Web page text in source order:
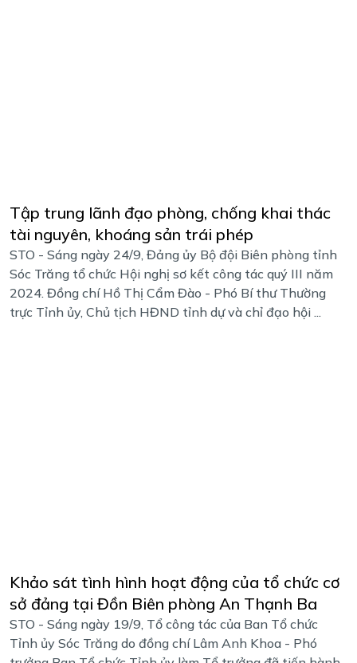
Tập trung lãnh đạo phòng, chống khai thác
tài nguyên, khoáng sản trái phép
STO - Sáng ngày 24/9, Đảng ủy Bộ đội Biên phòng tỉnh
Sóc Trăng tổ chức Hội nghị sơ kết công tác quý III năm
2024. Đồng chí Hồ Thị Cẩm Đào - Phó Bí thư Thường
trực Tỉnh ủy, Chủ tịch HĐND tỉnh dự và chỉ đạo hội ...
Khảo sát tình hình hoạt động của tổ chức cơ
sở đảng tại Đồn Biên phòng An Thạnh Ba
STO - Sáng ngày 19/9, Tổ công tác của Ban Tổ chức
Tỉnh ủy Sóc Trăng do đồng chí Lâm Anh Khoa - Phó